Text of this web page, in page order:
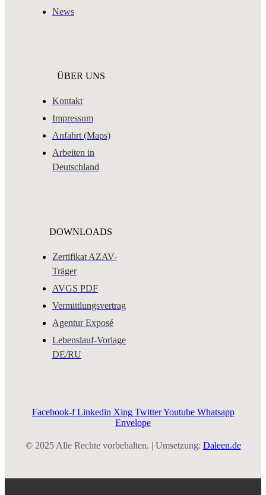
News
ÜBER UNS
Kontakt
Impressum
Anfahrt (Maps)
Arbeiten in
Deutschland
DOWNLOADS
Zertifikat AZAV-
Träger
AVGS PDF
Vermittlungsvertrag
Agentur Exposé
Lebenslauf-Vorlage
DE/RU
Facebook-f Linkedin Xing Twitter Youtube Whatsapp
Envelope
© 2025 Alle Rechte vorbehalten. | Umsetzung: Daleen.de